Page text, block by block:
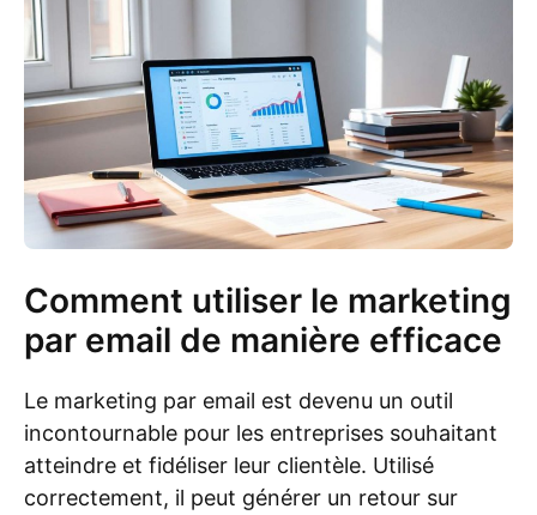
Comment utiliser le marketing
par email de manière efficace
Le marketing par email est devenu un outil
incontournable pour les entreprises souhaitant
atteindre et fidéliser leur clientèle. Utilisé
correctement, il peut générer un retour sur